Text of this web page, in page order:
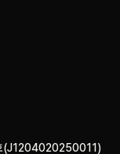
(J1204020250011)